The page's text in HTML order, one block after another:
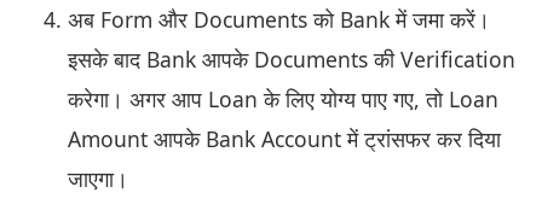
अब Form और Documents को Bank में जमा करें।
इसके बाद Bank आपके Documents की Verification
करेगा। अगर आप Loan के लिए योग्य पाए गए, तो Loan
Amount आपके Bank Account में ट्रांसफर कर दिया
जाएगा।